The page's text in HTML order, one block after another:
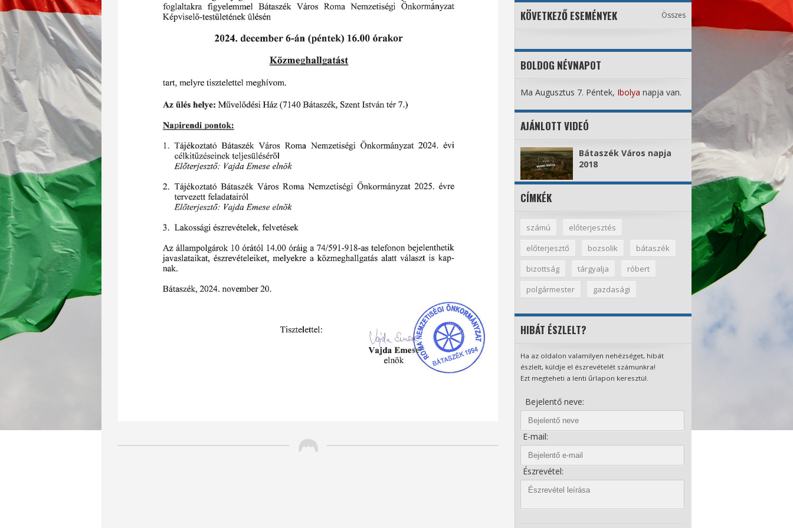
KÖVETKEZŐ ESEMÉNYEK Összes
BOLDOG NÉVNAPOT
Ma Augusztus 7. Péntek, Ibolya napja van.
AJÁNLOTT VIDEÓ
Bátaszék Város napja
2018
CÍMKÉK
számú
előterjesztés
előterjesztő
bozsolik
bátaszék
bizottság
tárgyalja
róbert
polgármester
gazdasági
HIBÁT ÉSZLELT?
Ha az oldalon valamilyen nehézséget, hibát
észlelt, küldje el észrevételét számunkra!
Ezt megteheti a lenti űrlapon keresztül.
Bejelentő neve:
E-mail:
Észrevétel: